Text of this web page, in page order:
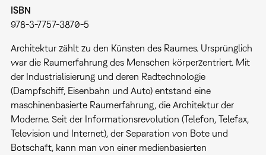
ISBN
978-3-7757-3870-5
Architektur zählt zu den Künsten des Raumes. Ursprünglich
war die Raumerfahrung des Menschen körperzentriert. Mit
der Industrialisierung und deren Radtechnologie
(Dampfschiff, Eisenbahn und Auto) entstand eine
maschinenbasierte Raumerfahrung, die Architektur der
Moderne. Seit der Informationsrevolution (Telefon, Telefax,
Television und Internet), der Separation von Bote und
Botschaft, kann man von einer medienbasierten